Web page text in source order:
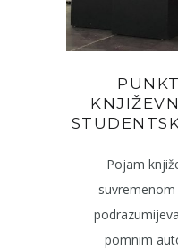
Pojam
pomnim